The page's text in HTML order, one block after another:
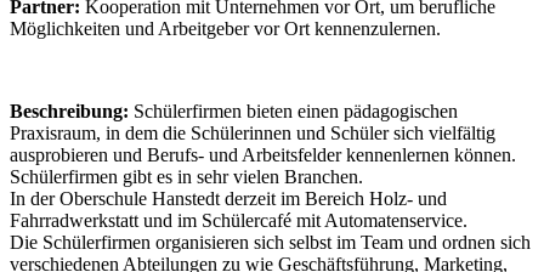
Partner: Kooperation mit Unternehmen vor Ort, um berufliche
Möglichkeiten und Arbeitgeber vor Ort kennenzulernen.
Beschreibung: Schülerfirmen bieten einen pädagogischen
Praxisraum, in dem die Schülerinnen und Schüler sich vielfältig
ausprobieren und Berufs- und Arbeitsfelder kennenlernen können.
Schülerfirmen gibt es in sehr vielen Branchen.
In der Oberschule Hanstedt derzeit im Bereich Holz- und
Fahrradwerkstatt und im Schülercafé mit Automatenservice.
Die Schülerfirmen organisieren sich selbst im Team und ordnen sich
verschiedenen Abteilungen zu wie Geschäftsführung, Marketing,